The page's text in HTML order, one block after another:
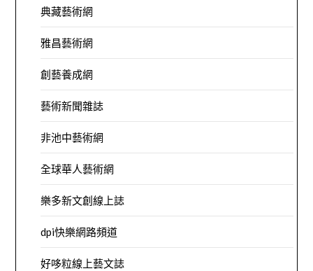
典藏藝術網
雅昌藝術網
創藝養成網
藝術新聞雜誌
非池中藝術網
全球華人藝術網
樂多新文創線上誌
dpi快樂網路頻道
好哆粒線上藝文誌